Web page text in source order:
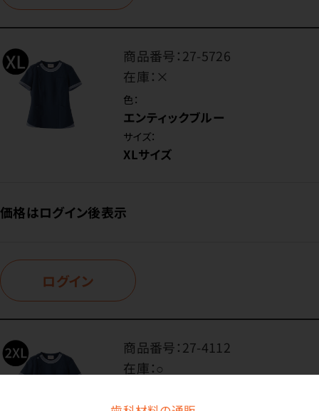
商品番号：27-5726
在庫： ×
色：
エンティックブルー
サイズ：
XLサイズ
価格はログイン後表示
ログイン
商品番号：27-4112
在庫：○